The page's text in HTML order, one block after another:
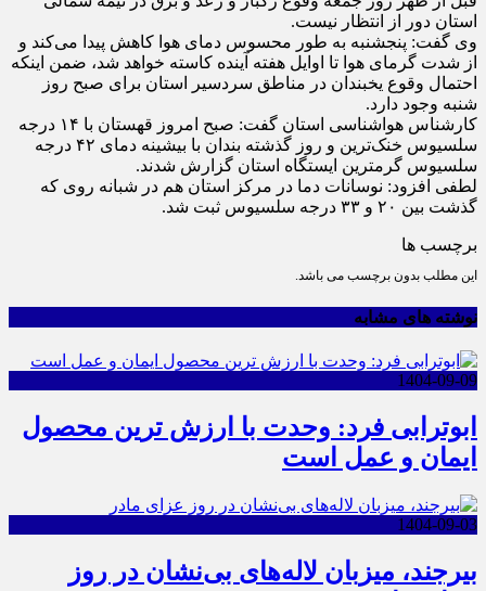
استان دور از انتظار نیست.
وی گفت: پنجشنبه به طور محسوس دمای هوا کاهش پیدا می‌کند و
از شدت گرمای هوا تا اوایل هفته آینده کاسته خواهد شد، ضمن اینکه
احتمال وقوع یخبندان در مناطق سردسیر استان برای صبح روز
شنبه وجود دارد.
کارشناس هواشناسی استان گفت: صبح امروز قهستان با ۱۴ درجه
سلسیوس خنک‌ترین و روز گذشته بندان با بیشینه دمای ۴۲ درجه
سلسیوس گرمترین ایستگاه استان گزارش شدند.
لطفی افزود: نوسانات دما در مرکز استان هم در شبانه روی که
گذشت بین ۲۰ و ۳۳ درجه سلسیوس ثبت شد.
برچسب ها
این مطلب بدون برچسب می باشد.
نوشته های مشابه
1404-09-09
ابوترابی فرد: وحدت با ارزش ترین محصول
ایمان و عمل است
1404-09-03
بیرجند، میزبان لاله‌های بی‌نشان در روز